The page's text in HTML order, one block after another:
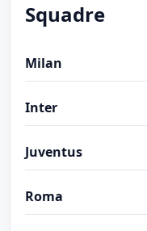
Squadre
Milan
Inter
Juventus
Roma